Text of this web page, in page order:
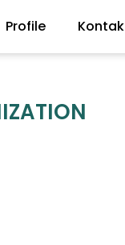
Profile Kontak